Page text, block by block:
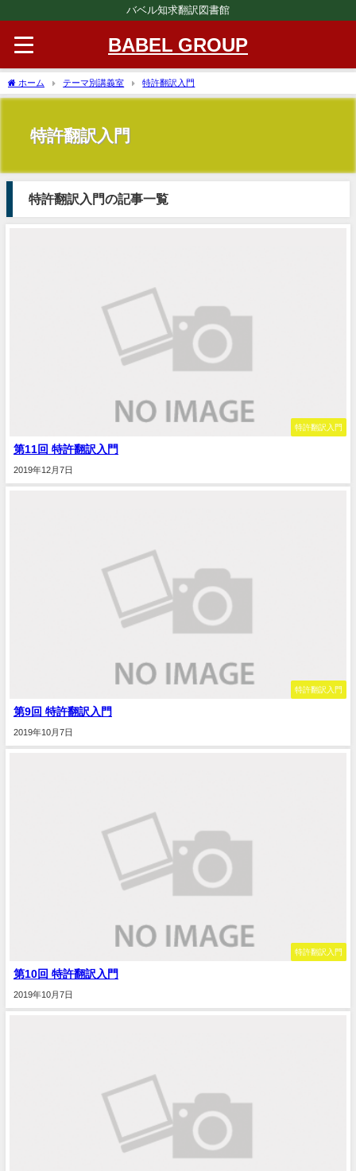
バベル知求翻訳図書館
BABEL GROUP
ホーム テーマ別講義室 特許翻訳入門
特許翻訳入門
特許翻訳入門の記事一覧
特許翻訳入門
第11回 特許翻訳入門
2019年12月7日
特許翻訳入門
第9回 特許翻訳入門
2019年10月7日
特許翻訳入門
第10回 特許翻訳入門
2019年10月7日